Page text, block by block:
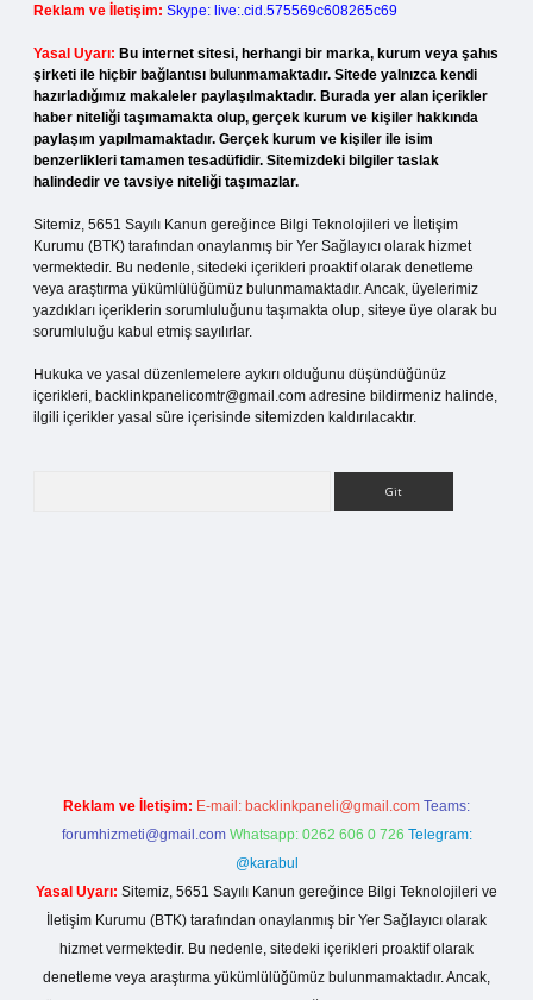
Reklam ve İletişim: Skype: live:.cid.575569c608265c69
Yasal Uyarı: Bu internet sitesi, herhangi bir marka, kurum veya şahıs
şirketi ile hiçbir bağlantısı bulunmamaktadır. Sitede yalnızca kendi
hazırladığımız makaleler paylaşılmaktadır. Burada yer alan içerikler
haber niteliği taşımamakta olup, gerçek kurum ve kişiler hakkında
paylaşım yapılmamaktadır. Gerçek kurum ve kişiler ile isim
benzerlikleri tamamen tesadüfidir. Sitemizdeki bilgiler taslak
halindedir ve tavsiye niteliği taşımazlar.
Sitemiz, 5651 Sayılı Kanun gereğince Bilgi Teknolojileri ve İletişim
Kurumu (BTK) tarafından onaylanmış bir Yer Sağlayıcı olarak hizmet
vermektedir. Bu nedenle, sitedeki içerikleri proaktif olarak denetleme
veya araştırma yükümlülüğümüz bulunmamaktadır. Ancak, üyelerimiz
yazdıkları içeriklerin sorumluluğunu taşımakta olup, siteye üye olarak bu
sorumluluğu kabul etmiş sayılırlar.
Hukuka ve yasal düzenlemelere aykırı olduğunu düşündüğünüz
içerikleri, backlinkpanelicomtr@gmail.com adresine bildirmeniz halinde,
ilgili içerikler yasal süre içerisinde sitemizden kaldırılacaktır.
Reklam ve İletişim: E-mail: backlinkpaneli@gmail.com Teams:
forumhizmeti@gmail.com Whatsapp: 0262 606 0 726 Telegram:
@karabul
Yasal Uyarı: Sitemiz, 5651 Sayılı Kanun gereğince Bilgi Teknolojileri ve
İletişim Kurumu (BTK) tarafından onaylanmış bir Yer Sağlayıcı olarak
hizmet vermektedir. Bu nedenle, sitedeki içerikleri proaktif olarak
denetleme veya araştırma yükümlülüğümüz bulunmamaktadır. Ancak,